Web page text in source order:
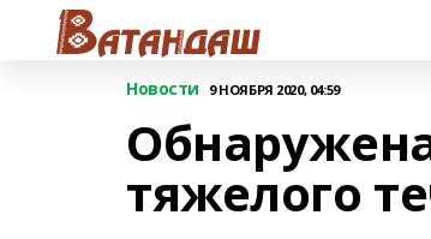
Новости 9 НОЯБРЯ 2020, 04:59
тяжелого